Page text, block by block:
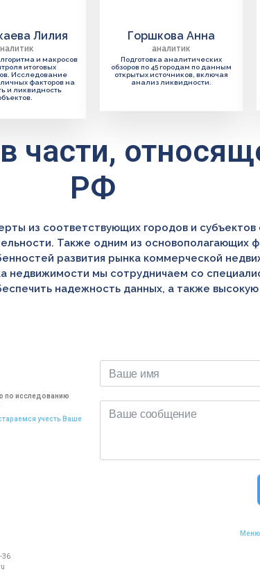
Лилия
и макросов
итоговых
Исследование
факторов на
и ликвидность
Горшкова Анна
аналитик
Подготовка аналитических
обзоров по 45 городам по данным
открытых источников, включая
анализ ликвидности.
части,
РФ
из соответствующих городов и
Также одним из основополагающих
развития рынка коммерческой
недвижимости мы сотрудничаем со
надежность данных, а также
по исследованию
учесть Ваше
36
Меню